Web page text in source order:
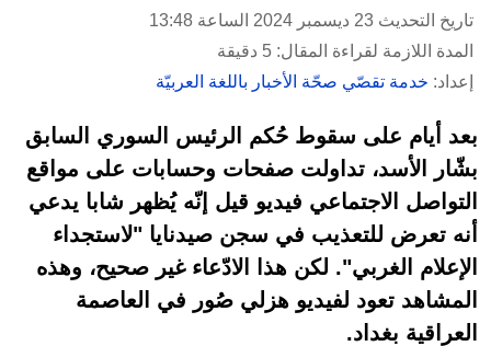
تاريخ التحديث 23 ديسمبر 2024 الساعة 13:48
المدة اللازمة لقراءة المقال: 5 دقيقة
إعداد: خدمة تقصّي صحّة الأخبار باللغة العربيّة
بعد أيام على سقوط حُكم الرئيس السوري السابق
بشّار الأسد، تداولت صفحات وحسابات على مواقع
التواصل الاجتماعي فيديو قيل إنّه يُظهر شابا يدعي
أنه تعرض للتعذيب في سجن صيدنايا "لاستجداء
الإعلام الغربي". لكن هذا الادّعاء غير صحيح، وهذه
المشاهد تعود لفيديو هزلي صُور في العاصمة
العراقية بغداد.